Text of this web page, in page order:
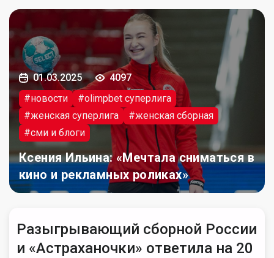
01.03.2025
4097
#новости
#olimpbet суперлига
#женская суперлига
#женская сборная
#сми и блоги
Ксения Ильина: «Мечтала сниматься в
кино и рекламных роликах»
Разыгрывающий сборной России
и «Астраханочки» ответила на 20